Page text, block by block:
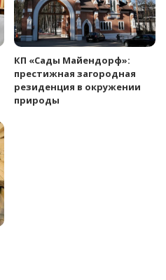
КП «Сады Майендорф»:
престижная загородная
резиденция в окружении
природы